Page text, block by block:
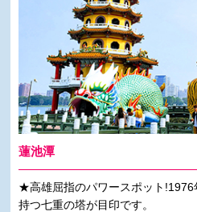
蓮池潭
★高雄屈指のパワースポット!1976
持つ七重の塔が目印です。